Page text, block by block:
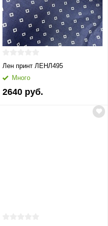
Лен принт ЛЕНЛ495
Много
2640 руб.